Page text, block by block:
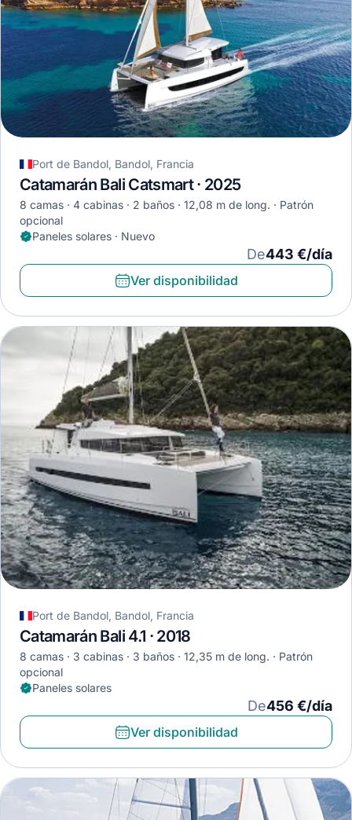
Port de Bandol, Bandol, Francia
Catamarán Bali Catsmart · 2025
8 camas 4 cabinas 2 baños 12,08 m de long.
Patrón
opcional
Paneles solares · Nuevo
De443 €/día
Ver disponibilidad
Port de Bandol, Bandol, Francia
Catamarán Bali 4.1 · 2018
8 camas 3 cabinas 3 baños 12,35 m de long.
Patrón
opcional
Paneles solares
De456 €/día
Ver disponibilidad